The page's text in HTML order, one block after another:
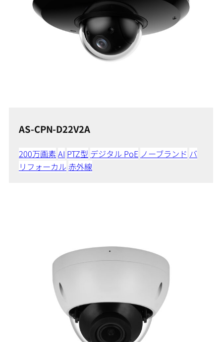
AS-CPN-D22V2A
200万画素AI PTZ型 デジタル PoE ノーブランド バ
リフォーカル 赤外線